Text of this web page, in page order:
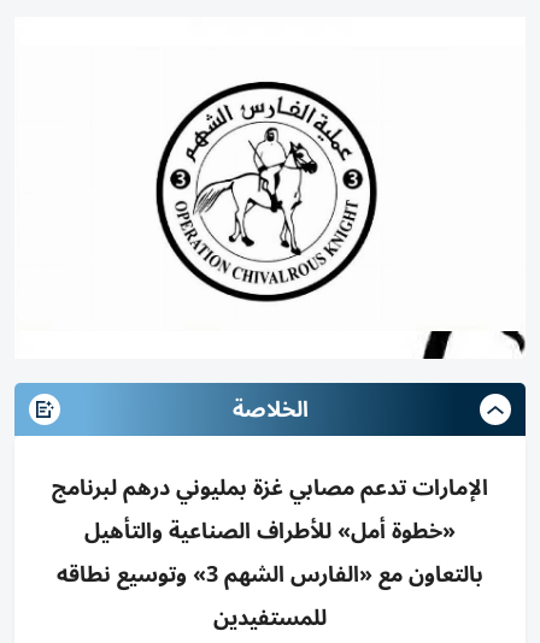
الخلاصة
الإمارات تدعم مصابي غزة بمليوني درهم لبرنامج
«خطوة أمل» للأطراف الصناعية والتأهيل
بالتعاون مع «الفارس الشهم 3» وتوسيع نطاقه
للمستفيدين